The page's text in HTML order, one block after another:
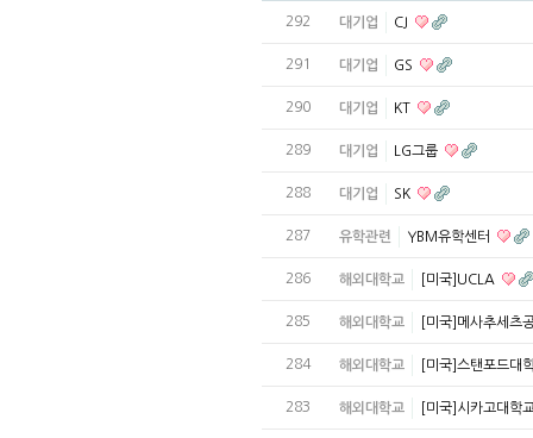
292 대기업 CJ
291 대기업 GS
290 대기업 KT
289 대기업 LG그룹
288 대기업 SK
287 유학관련 YBM유학센터
286 해외대학교 [미국]UCLA
285 해외대학교 [미국]메사추세츠
284 해외대학교 [미국]스탠포드대
283 해외대학교 [미국]시카고대학